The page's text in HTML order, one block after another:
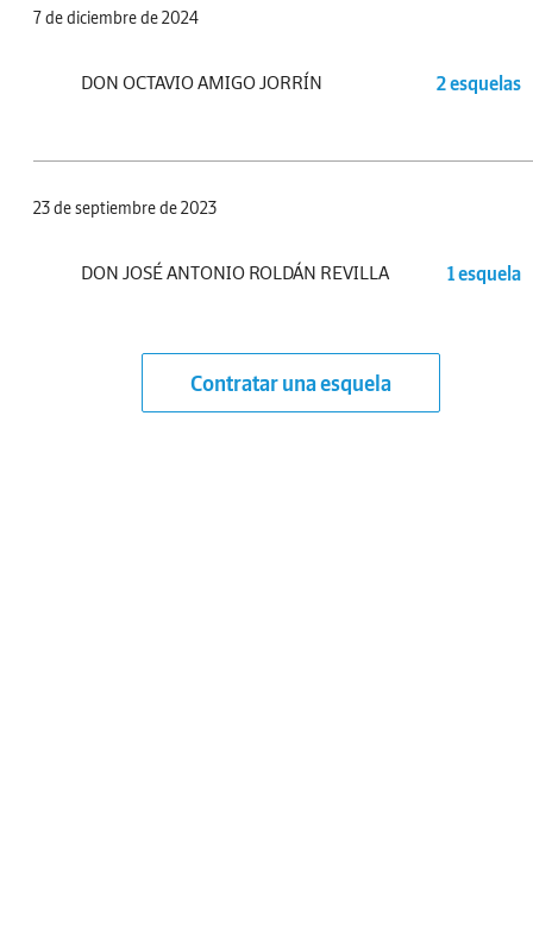
7 de diciembre de 2024
DON OCTAVIO AMIGO JORRÍN 2 esquelas
23 de septiembre de 2023
DON JOSÉ ANTONIO ROLDÁN REVILLA 1 esquela
Contratar una esquela